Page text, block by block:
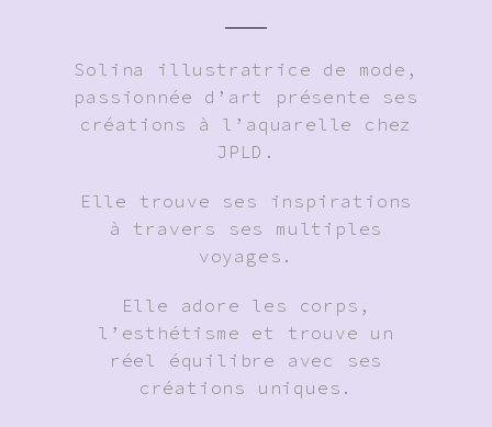
Solina illustratrice de mode,
passionnée d’art présente ses
créations à l’aquarelle chez
JPLD.
Elle trouve ses inspirations
à travers ses multiples
voyages.
Elle adore les corps,
l’esthétisme et trouve un
réel équilibre avec ses
créations uniques.